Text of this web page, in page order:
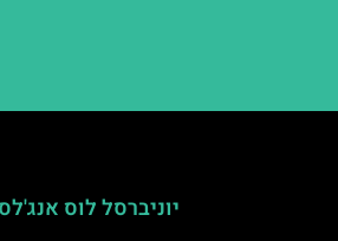
יוניברסל לוס